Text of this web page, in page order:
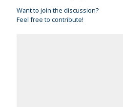
Want to join the discussion?
Feel free to contribute!